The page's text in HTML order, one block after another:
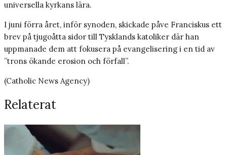
universella kyrkans lära.
I juni förra året, inför synoden, skickade påve Franciskus ett
brev på tjugoåtta sidor till Tysklands katoliker där han
uppmanade dem att fokusera på evangelisering i en tid av
”trons ökande erosion och förfall”.
(Catholic News Agency)
Relaterat